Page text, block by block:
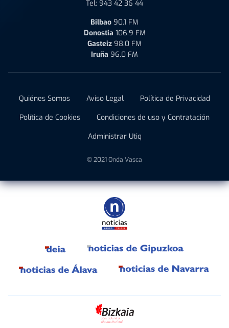
Tel: 943 42 36 44
Bilbao 90.1 FM
Donostia 106.9 FM
Gasteiz 98.0 FM
Iruña 96.0 FM
Quiénes Somos Aviso Legal
Política de Privacidad
Política de Cookies
Condiciones de uso y Contratación
Administrar Utiq
© 2021 Onda Vasca